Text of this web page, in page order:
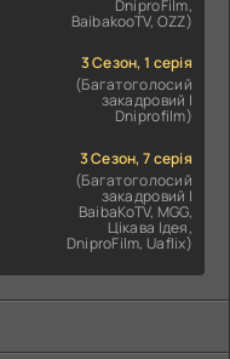
DniproFilm,
BaibakooTV, OZZ)
3 Сезон, 1 серія
(Багатоголосий
закадровий |
Dniprofilm)
3 Сезон, 7 серія
(Багатоголосий
закадровий |
BaibaKoTV, MGG,
Цікава Ідея,
DniproFilm, Uaflix)